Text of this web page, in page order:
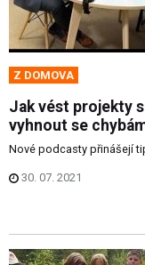
Z DOMOVA
Jak vést projekty
vyhnout se
Nové podcasty přinášejí
30. 07. 2021